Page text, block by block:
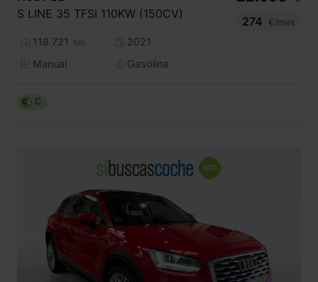
S LINE 35 TFSI 110KW (150CV)
118.721 km
2021
Manual
Gasolina
274
€/mes
C